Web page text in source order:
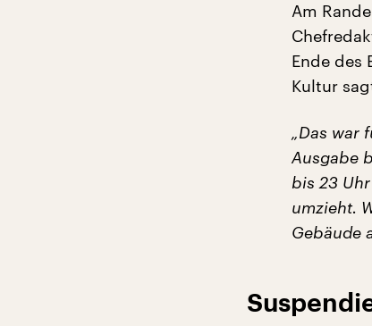
Am
Ende des
Kultur
„Das war
Ausgabe
bis 23
umzieht.
Gebäude